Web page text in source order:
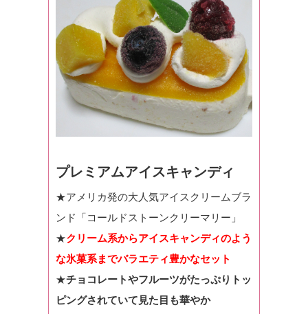
プレミアムアイスキャンディ
★アメリカ発の大人気アイスクリームブラ
ンド「コールドストーンクリーマリー」
★クリーム系からアイスキャンディのよう
な氷菓系までバラエティ豊かなセット
★チョコレートやフルーツがたっぷりトッ
ピングされていて見た目も華やか